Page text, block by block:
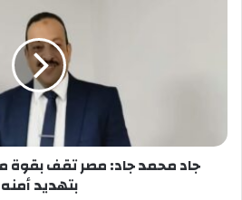
ولن
تسمحجاد محمد جاد: مصر تقف بقوة
بتهديد أمنه